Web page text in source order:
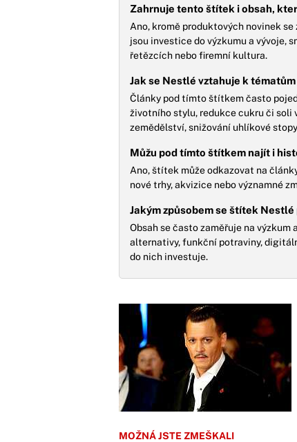
Zahrnuje tento štítek i obsah,
Ano, kromě produktových novinek
jsou investice do výzkumu a vývoje,
řetězcích nebo firemní kultura.
Jak se Nestlé vztahuje k
Články pod tímto štítkem často
životního stylu, redukce cukru či soli
zemědělství, snižování uhlíkové
Můžu pod tímto štítkem najít i
Ano, štítek může odkazovat na
nové trhy, akvizice nebo významné
Jakým způsobem se štítek
Obsah se často zaměřuje na
alternativy, funkční potraviny,
do nich investuje.
MOŽNÁ JSTE ZMEŠKALI